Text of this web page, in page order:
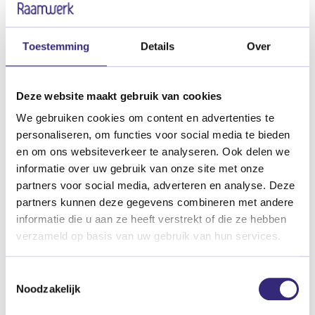
Toestemming Details Over
Deze website maakt gebruik van cookies
We gebruiken cookies om content en advertenties te
personaliseren, om functies voor social media te bieden
en om ons websiteverkeer te analyseren. Ook delen we
informatie over uw gebruik van onze site met onze
partners voor social media, adverteren en analyse. Deze
partners kunnen deze gegevens combineren met andere
informatie die u aan ze heeft verstrekt of die ze hebben
verzameld op basis van uw gebruik van hun services.
Noodzakelijk
die uitstaan.
Praktische zaken
Hoeveel tijd ben ik ongeveer kwijt aan
vrijwillige inzet?
Dat is helemaal afhankelijk van de tijd die
jij er zelf in wilt en kunt investeren en het
soort vrijwillige inzet dat je wilt doen. We
stemmen graag met jou af wat voor jou
werkt.
maatschappelijke stage of